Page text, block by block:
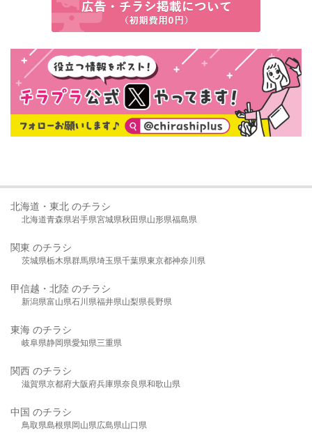
北海道・東北 のチラシ
北海道青森県岩手県宮城県秋田県山形県福島県
関東 のチラシ
茨城県栃木県群馬県埼玉県千葉県東京都神奈川県
甲信越・北陸 のチラシ
新潟県富山県石川県福井県山梨県長野県
東海 のチラシ
岐阜県静岡県愛知県三重県
関西 のチラシ
滋賀県京都府大阪府兵庫県奈良県和歌山県
中国 のチラシ
鳥取県島根県岡山県広島県山口県